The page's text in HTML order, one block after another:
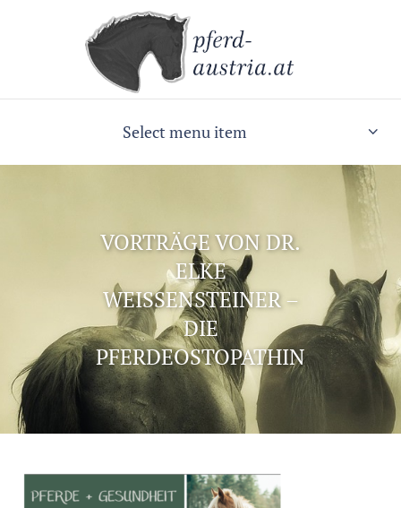
Select menu item
VORTRÄGE VON DR.
ELKE
WEISSENSTEINER –
DIE
PFERDEOSTOPATHIN